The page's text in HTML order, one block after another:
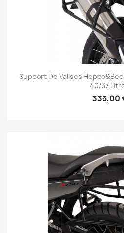
Support De Valises
40/37
336,00